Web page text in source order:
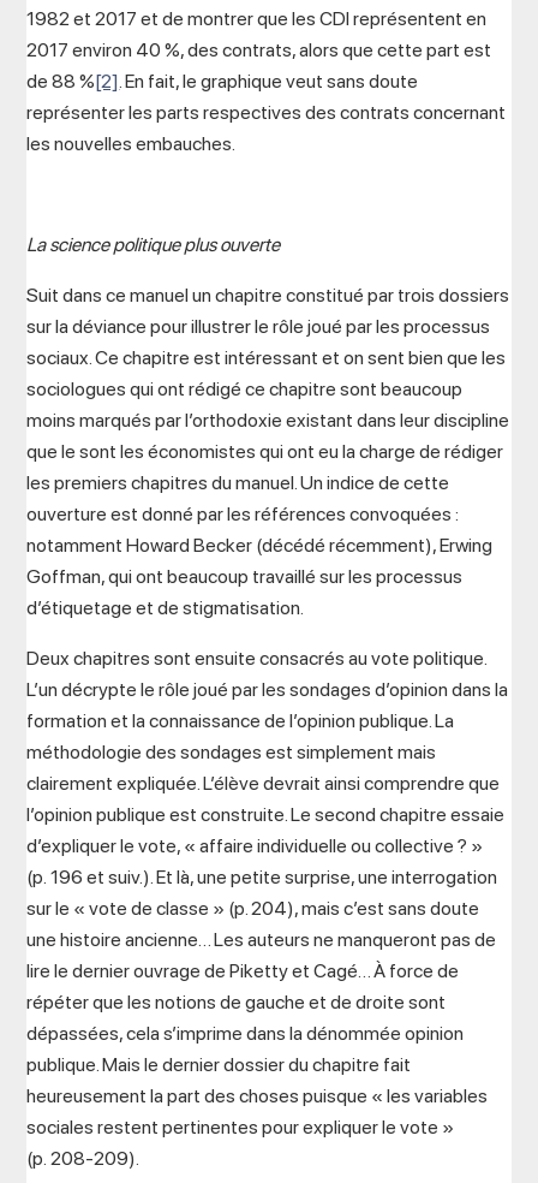
1982 et 2017 et de montrer que les CDI représentent en
2017 environ 40 %, des contrats, alors que cette part est
de 88 %[2]. En fait, le graphique veut sans doute
représenter les parts respectives des contrats concernant
les nouvelles embauches.
La science politique plus ouverte
Suit dans ce manuel un chapitre constitué par trois dossiers
sur la déviance pour illustrer le rôle joué par les processus
sociaux. Ce chapitre est intéressant et on sent bien que les
sociologues qui ont rédigé ce chapitre sont beaucoup
moins marqués par l’orthodoxie existant dans leur discipline
que le sont les économistes qui ont eu la charge de rédiger
les premiers chapitres du manuel. Un indice de cette
ouverture est donné par les références convoquées :
notamment Howard Becker (décédé récemment), Erwing
Goffman, qui ont beaucoup travaillé sur les processus
d’étiquetage et de stigmatisation.
Deux chapitres sont ensuite consacrés au vote politique.
L’un décrypte le rôle joué par les sondages d’opinion dans la
formation et la connaissance de l’opinion publique. La
méthodologie des sondages est simplement mais
clairement expliquée. L’élève devrait ainsi comprendre que
l’opinion publique est construite. Le second chapitre essaie
d’expliquer le vote, « affaire individuelle ou collective ? »
(p. 196 et suiv.). Et là, une petite surprise, une interrogation
sur le « vote de classe » (p. 204), mais c’est sans doute
une histoire ancienne… Les auteurs ne manqueront pas de
lire le dernier ouvrage de Piketty et Cagé… À force de
répéter que les notions de gauche et de droite sont
dépassées, cela s’imprime dans la dénommée opinion
publique. Mais le dernier dossier du chapitre fait
heureusement la part des choses puisque « les variables
sociales restent pertinentes pour expliquer le vote »
(p. 208-209).